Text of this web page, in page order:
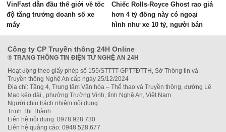
VinFast dẫn đầu thế giới về tốc
độ tăng trưởng doanh số xe
máy
Chiếc Rolls-Royce Ghost rao giá
hơn 4 tỷ đồng này có ngoại
hình như xe 10 tỷ, người bán
chia sẻ: ‘Vừa bảo dưỡng lớn
800 triệu đồng’
Công ty CP Truyền thông 24H Online
® TRANG THÔNG TIN ĐIỆN TỬ NGHỆ AN 24H
Hoạt động theo giấy phép số 155/STTTT-GPTTĐTTH, Sở Thông tin và
Truyền thông Nghệ An cấp ngày 25/12/2024
Địa chỉ: Tầng 4, Trung tâm Văn hóa – Thể thao và Truyền thông, đường Lê
Mao kéo dài , phường Trường Vinh, tỉnh Nghệ An, Việt Nam
Người chịu trách nhiệm nội dung:
Trịnh Thị Thành
Liên hệ nội dung: 0978.928.730
Liên hệ quảng cáo: 0948.528.677